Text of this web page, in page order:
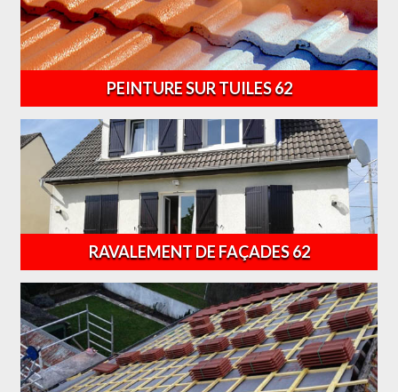
PEINTURE SUR TUILES 62
RAVALEMENT DE FAÇADES 62